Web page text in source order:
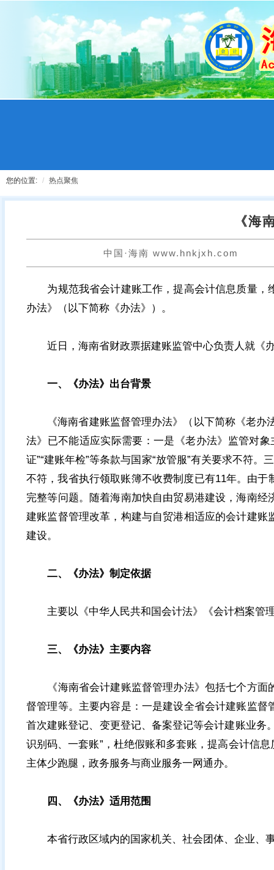
您的位置: 热点聚焦
《海
中国·海南 www.hnkjxh.com
为规范我省会计建账工作，提高会计信息质量，
办法》（以下简称《办法》）。
近日，海南省财政票据建账监管中心负责人就《
一、《办法》出台背景
《海南省建账监督管理办法》（以下简称《老办法
法》已不能适应实际需要：一是《老办法》监管对
证”“建账年检”等条款与国家“放管服”有关要求不符
不符，我省执行领取账簿不收费制度已有11年。由
完整等问题。随着海南加快自由贸易港建设，海南
建账监督管理改革，构建与自贸港相适应的会计建
建设。
二、《办法》制定依据
主要以《中华人民共和国会计法》《会计档案管
三、《办法》主要内容
《海南省会计建账监督管理办法》包括七个方面
督管理等。主要内容是：一是建设全省会计建账监
首次建账登记、变更登记、备案登记等会计建账业务
识别码、一套账”，杜绝假账和多套账，提高会计信
主体少跑腿，政务服务与商业服务一网通办。
四、《办法》适用范围
本省行政区域内的国家机关、社会团体、企业、